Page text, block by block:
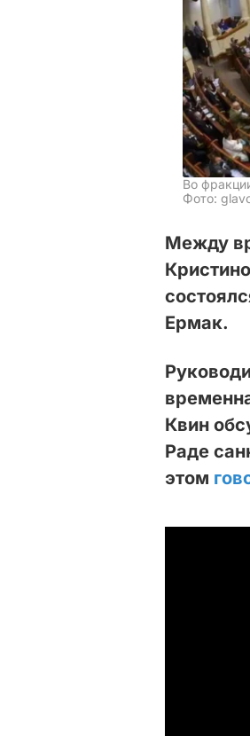
Во
Фото:
Между
Ермак.
Квин
Раде
этом